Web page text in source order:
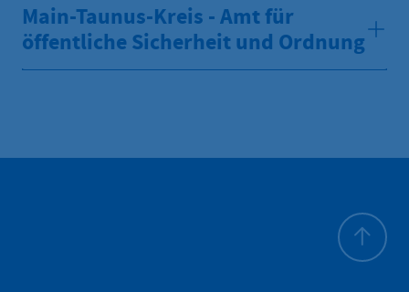
Main-Taunus-Kreis - Amt für
öffentliche Sicherheit und Ordnung